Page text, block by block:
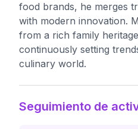
food brands, he merges
with modern innovation.
from a rich family
continuously setting
culinary world.
Seguimiento de